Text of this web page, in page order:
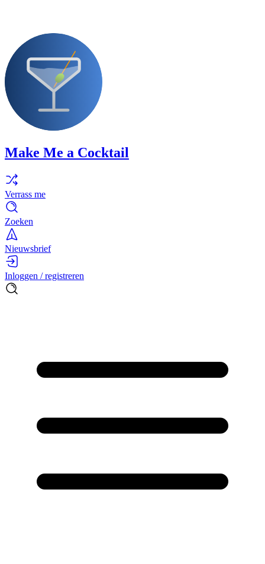
Make Me a Cocktail
Verrass me
Zoeken
Nieuwsbrief
Inloggen / registreren